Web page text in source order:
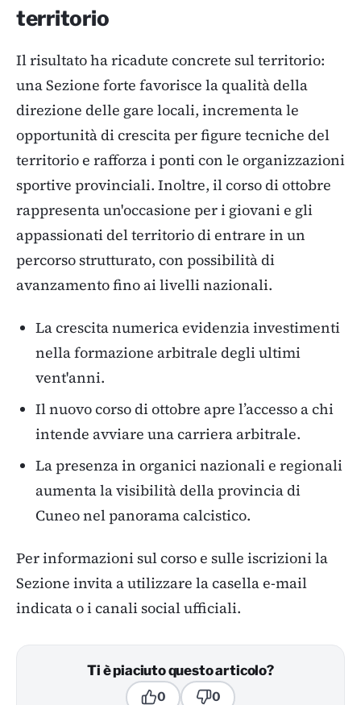
territorio
Il risultato ha ricadute concrete sul territorio:
una Sezione forte favorisce la qualità della
direzione delle gare locali, incrementa le
opportunità di crescita per figure tecniche del
territorio e rafforza i ponti con le organizzazioni
sportive provinciali. Inoltre, il corso di ottobre
rappresenta un'occasione per i giovani e gli
appassionati del territorio di entrare in un
percorso strutturato, con possibilità di
avanzamento fino ai livelli nazionali.
La crescita numerica evidenzia investimenti
nella formazione arbitrale degli ultimi
vent'anni.
Il nuovo corso di ottobre apre l’accesso a chi
intende avviare una carriera arbitrale.
La presenza in organici nazionali e regionali
aumenta la visibilità della provincia di
Cuneo nel panorama calcistico.
Per informazioni sul corso e sulle iscrizioni la
Sezione invita a utilizzare la casella e-mail
indicata o i canali social ufficiali.
Ti è piaciuto questo articolo?
0 0